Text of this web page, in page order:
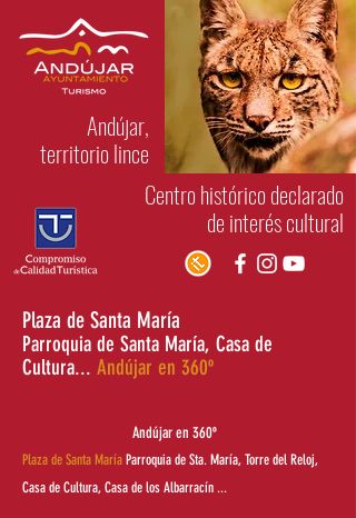
Andújar,
territorio lince
Centro histórico declarado
de interés cultural
Plaza de Santa María
Parroquia de Santa María, Casa de
Cultura... Andújar en 360º
Andújar en 360º
Plaza de Santa María Parroquia de Sta. María, Torre del Reloj,
Casa de Cultura, Casa de los Albarracín ...